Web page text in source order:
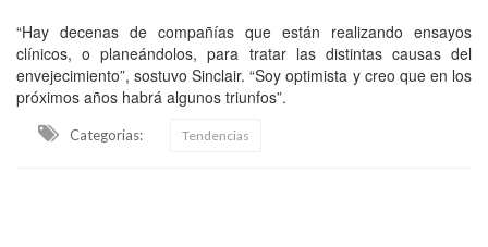
“Hay decenas de compañías que están realizando ensayos
clínicos, o planeándolos, para tratar las distintas causas del
envejecimiento”, sostuvo Sinclair. “Soy optimista y creo que en los
próximos años habrá algunos triunfos”.
Categorias: Tendencias